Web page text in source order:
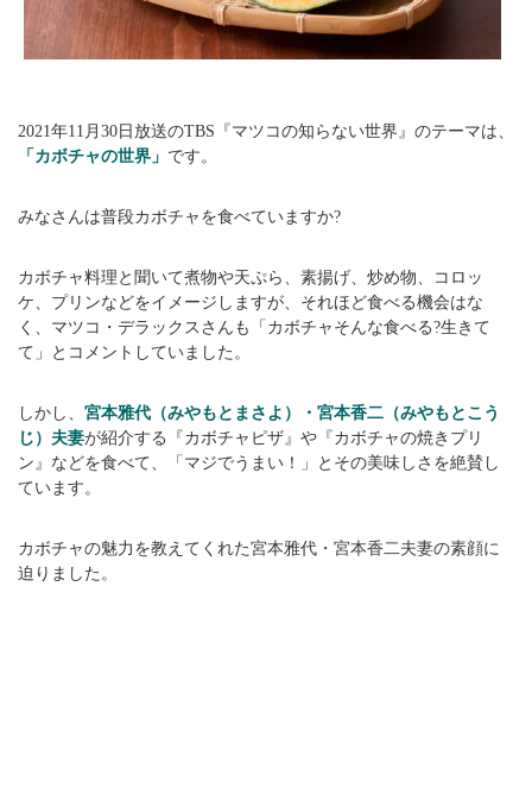
2021年11月30日放送のTBS『マツコの知らない世界』のテーマは、
「カボチャの世界」 です。
みなさんは普段カボチャを食べていますか?
カボチャ料理と聞いて煮物や天ぷら、素揚げ、炒め物、コロッ
ケ、プリンなどをイメージしますが、それほど食べる機会はな
く、マツコ・デラックスさんも「カボチャそんな食べる?生きて
て」とコメントしていました。
しかし、 宮本雅代（みやもとまさよ）・宮本香二（みやもとこう
じ）夫妻が紹介する『カボチャピザ』や『カボチャの焼きプリ
ン』などを食べて、「マジでうまい！」とその美味しさを絶賛し
ています。
カボチャの魅力を教えてくれた宮本雅代・宮本香二夫妻の素顔に
迫りました。